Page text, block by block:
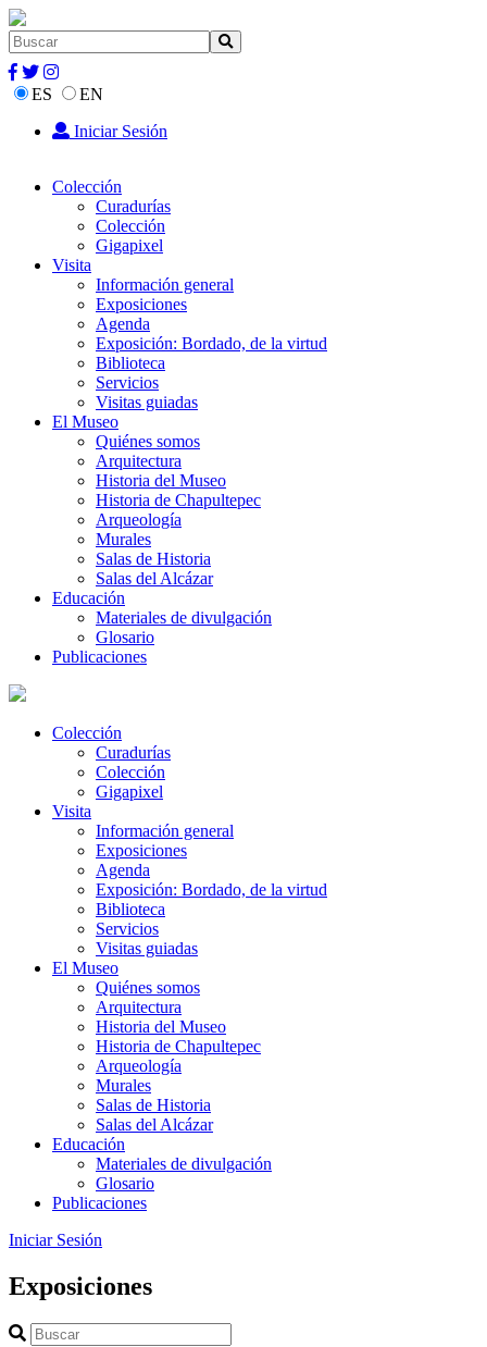
ES
EN
Iniciar Sesión
Colección
Curadurías
Colección
Gigapixel
Visita
Información general
Exposiciones
Agenda
Exposición: Bordado, de la virtud
Biblioteca
Servicios
Visitas guiadas
El Museo
Quiénes somos
Arquitectura
Historia del Museo
Historia de Chapultepec
Arqueología
Murales
Salas de Historia
Salas del Alcázar
Educación
Materiales de divulgación
Glosario
Publicaciones
Colección
Curadurías
Colección
Gigapixel
Visita
Información general
Exposiciones
Agenda
Exposición: Bordado, de la virtud
Biblioteca
Servicios
Visitas guiadas
El Museo
Quiénes somos
Arquitectura
Historia del Museo
Historia de Chapultepec
Arqueología
Murales
Salas de Historia
Salas del Alcázar
Educación
Materiales de divulgación
Glosario
Publicaciones
Iniciar Sesión
Exposiciones